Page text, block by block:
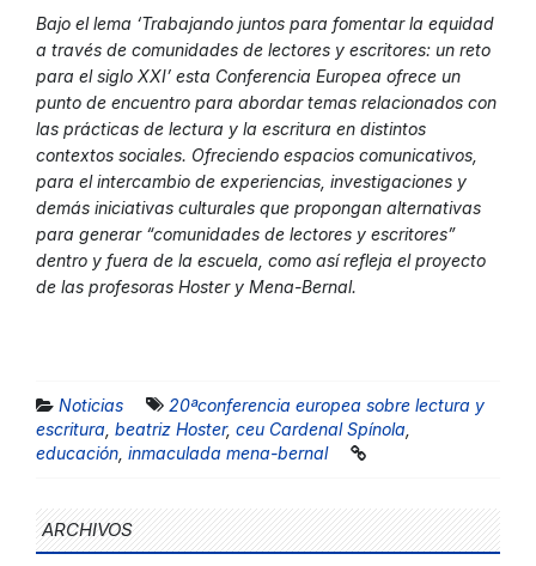
Bajo el lema ‘Trabajando juntos para fomentar la equidad
a través de comunidades de lectores y escritores: un reto
para el siglo XXI’ esta Conferencia Europea ofrece un
punto de encuentro para abordar temas relacionados con
las prácticas de lectura y la escritura en distintos
contextos sociales. Ofreciendo espacios comunicativos,
para el intercambio de experiencias, investigaciones y
demás iniciativas culturales que propongan alternativas
para generar “comunidades de lectores y escritores”
dentro y fuera de la escuela, como así refleja el proyecto
de las profesoras Hoster y Mena-Bernal.
Noticias
20ªconferencia europea sobre lectura y
escritura beatriz Hoster, ceu Cardenal Spínola
educación inmaculada mena-bernal
ARCHIVOS